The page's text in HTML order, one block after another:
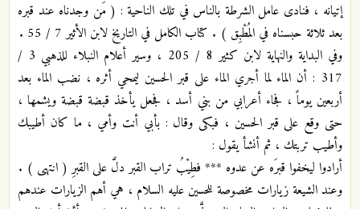
إتيانه ، فنادى عامل الشرطة بالناس في تلك الناحية : ( مَن وجدناه عند قبره
بعد ثلاثة حبسناه في المُطْبِق ) . كتاب الكامل في التاريخ لابن الأثير 7 / 55 .
وفي البداية والنهاية لابن كثير 8 / 205 ، وسير أعلام النبلاء للذهبي 3 /
317 : أن الماء لما أجري الماء على قبر الحسين ليمحي أثره ، نضب الماء بعد
أربعين يوماً ، فجاء أعرابي من بني أسد ، فجعل يأخذ قبضة قبضة ويشمها ،
حتى وقع على قبر الحسين ، فبكى وقال : بأبي أنت وأمي ، ما كان أطيبك
وأطيب تربتك ، ثم أنشأ يقول :
أرادوا ليخفوا قبرَه عن عدوه *** فطِيْبُ تراب القبر دلَّ على القبرِ ( انتهى ) .
وعند الشيعة زيارات مخصوصة للحسين عليه السلام ، هي أهم الزيارات عندهم